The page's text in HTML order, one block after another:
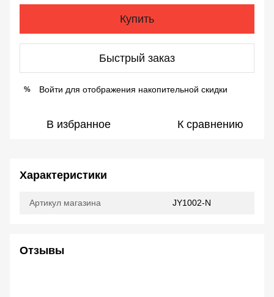
Купить
Быстрый заказ
% Войти для отображения накопительной скидки
В избранное К сравнению
Характеристики
Артикул магазина JY1002-N
Отзывы